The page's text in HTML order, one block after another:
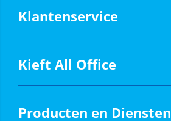
Klantenservice
Kieft All Office
Producten en Diensten